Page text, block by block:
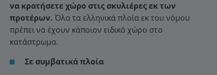
να κρατήσετε χώρο στις σκυλιέρες εκ των
προτέρων. Όλα τα ελληνικά πλοία εκ του νόμου
πρέπει να έχουν κάποιον ειδικό χώρο στο
κατάστρωμα.
Σε συμβατικά πλοία